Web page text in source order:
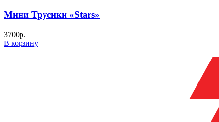
Мини Трусики «Stars»
3700р.
В корзину